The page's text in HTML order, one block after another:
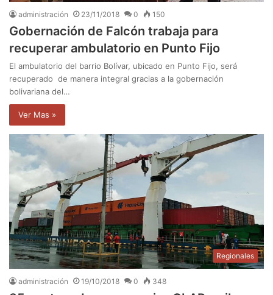
administración 23/11/2018 0 150
Gobernación de Falcón trabaja para
recuperar ambulatorio en Punto Fijo
El ambulatorio del barrio Bolívar, ubicado en Punto Fijo, será
recuperado de manera integral gracias a la gobernación
bolivariana del…
Ver Mas »
Regionales
administración 19/10/2018 0 348